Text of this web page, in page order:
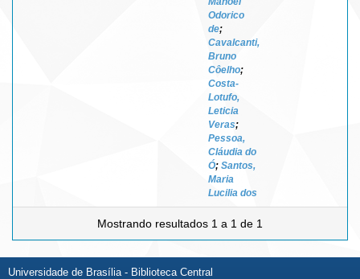
Odorico
de;
Cavalcanti,
Bruno
Côelho;
Costa-
Lotufo,
Leticia
Veras;
Pessoa,
Cláudia do
Ó; Santos,
Maria
Lucilia dos
Mostrando resultados 1 a 1 de 1
Universidade de Brasília - Biblioteca Central